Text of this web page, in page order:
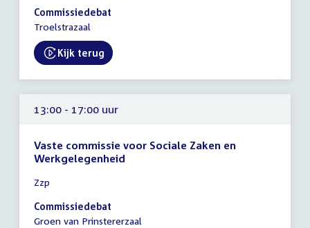
13:00
-
uur
Commissiedebat
Troelstrazaal
External link:
Kijk terug
13:00 - 17:00 uur
Vaste commissie voor Sociale Zaken en
Werkgelegenheid
vergadering
13:00
-
Zzp
Commissiedebat
Groen van Prinstererzaal